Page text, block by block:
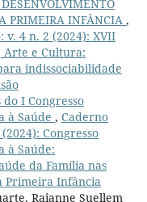
PRIMEIRA INFÂNCIA ,
v. 4 n. 2 (2024): XVII
Arte e Cultura:
indissociabilidade
do I Congresso
à Saúde , Caderno
Congresso
à Saúde:
da Família nas
Primeira Infância
Raianne Suellem